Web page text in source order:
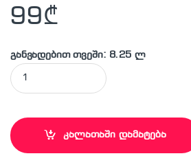
99₾
განვადებით თვეში: 8.25 ლ
ტოსტერი ARZUM AR2018 Red quantity
კალათაში დამატება